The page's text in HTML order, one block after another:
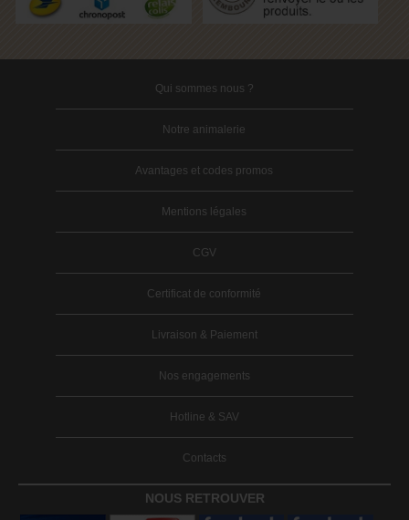
Qui sommes nous ?
Notre animalerie
Avantages et codes promos
Mentions légales
CGV
Certificat de conformité
Livraison & Paiement
Nos engagements
Hotline & SAV
Contacts
NOUS RETROUVER